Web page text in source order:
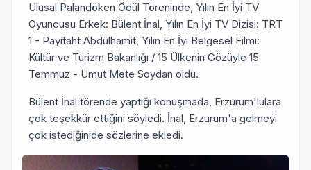
Ulusal Palandöken Ödül Töreninde, Yılın En İyi TV
Oyuncusu Erkek: Bülent İnal, Yılın En İyi TV Dizisi: TRT
1 - Payitaht Abdülhamit, Yılın En İyi Belgesel Filmi:
Kültür ve Turizm Bakanlığı / 15 Ülkenin Gözüyle 15
Temmuz - Umut Mete Soydan oldu.
Bülent İnal törende yaptığı konuşmada, Erzurum'lulara
çok teşekkür ettiğini söyledi. İnal, Erzurum'a gelmeyi
çok istediğinide sözlerine ekledi.